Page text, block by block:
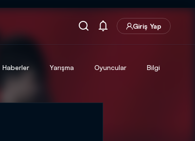
Giriş Yap
Haberler Yarışma Oyuncular Bilgi